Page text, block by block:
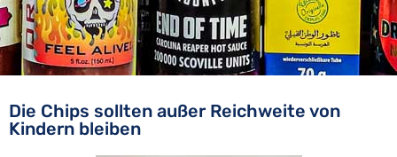
Die Chips sollten außer Reichweite von
Kindern bleiben